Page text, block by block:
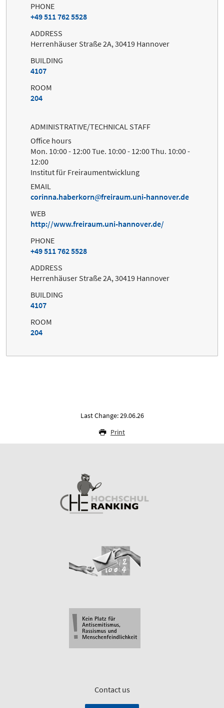
PHONE
+49 511 762 5528
ADDRESS
Herrenhäuser Straße 2A, 30419 Hannover
BUILDING
4107
ROOM
204
ADMINISTRATIVE/TECHNICAL STAFF
Office hours
Mon. 10:00 - 12:00 Tue. 10:00 - 12:00 Thu. 10:00 -
12:00
Institut für Freiraumentwicklung
EMAIL
corinna.haberkorn
freiraum.uni-hannover.de
WEB
http://www.freiraum.uni-hannover.de/
PHONE
+49 511 762 5528
ADDRESS
Herrenhäuser Straße 2A, 30419 Hannover
BUILDING
4107
ROOM
204
Last Change: 29.06.26
Print
Contact us